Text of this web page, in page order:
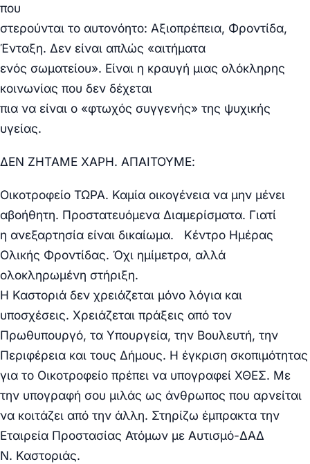
που
στερούνται το αυτονόητο: Αξιοπρέπεια, Φροντίδα,
Ένταξη. Δεν είναι απλώς «αιτήματα
ενός σωματείου». Είναι η κραυγή μιας ολόκληρης
κοινωνίας που δεν δέχεται
πια να είναι ο «φτωχός συγγενής» της ψυχικής
υγείας.
ΔΕΝ ΖΗΤΑΜΕ ΧΑΡΗ. ΑΠΑΙΤΟΥΜΕ:
Οικοτροφείο ΤΩΡΑ. Καμία οικογένεια να μην μένει
αβοήθητη. Προστατευόμενα Διαμερίσματα. Γιατί
η ανεξαρτησία είναι δικαίωμα.
Κέντρο Ημέρας
Ολικής Φροντίδας. Όχι ημίμετρα, αλλά
ολοκληρωμένη στήριξη.
Η Καστοριά δεν χρειάζεται μόνο λόγια και
υποσχέσεις. Χρειάζεται πράξεις από τον
Πρωθυπουργό, τα Υπουργεία, την Βουλευτή, την
Περιφέρεια και τους Δήμους. Η έγκριση σκοπιμότητας
για το Οικοτροφείο πρέπει να υπογραφεί ΧΘΕΣ. Με
την υπογραφή σου μιλάς ως άνθρωπος που αρνείται
να κοιτάζει από την άλλη. Στηρίζω έμπρακτα την
Εταιρεία Προστασίας Ατόμων με Αυτισμό-ΔΑΔ
Ν. Καστοριάς.